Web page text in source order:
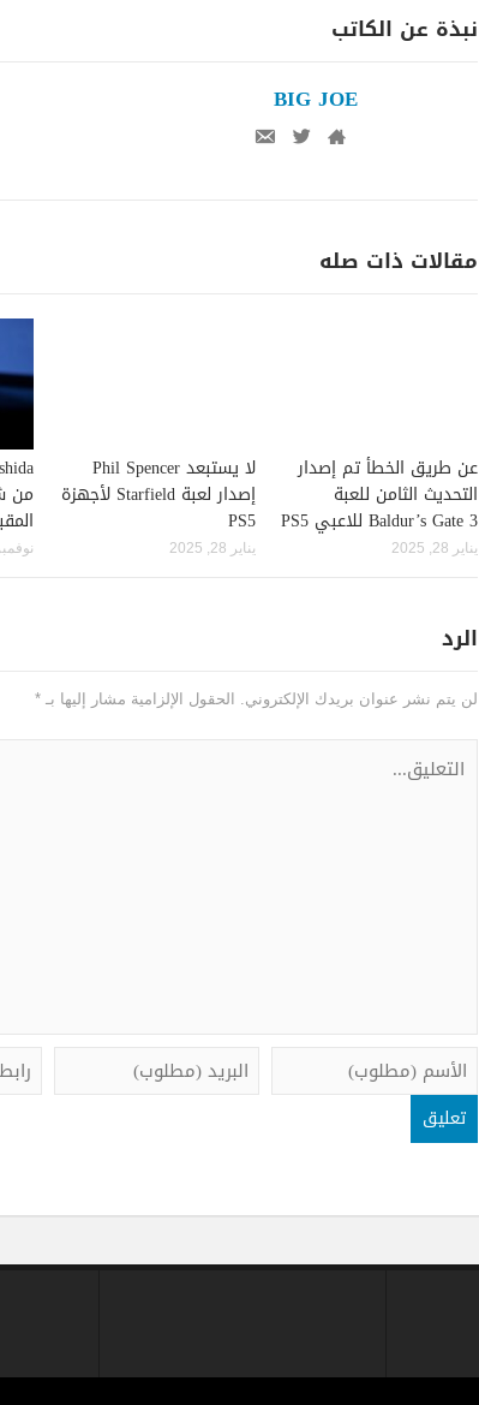
نبذة عن الكاتب
BIG JOE
مقالات ذات صله
عن طريق الخطأ تم إصدار
التحديث الثامن للعبة
Baldur’s Gate 3 للاعبي PS5
يناير 28, 2025
لا يستبعد Phil Spencer
إصدار لعبة Starfield لأجهزة
PS5
يناير 28, 2025 نوفمبر 27, 2024
الرد
لن يتم نشر عنوان بريدك الإلكتروني. الحقول الإلزامية مشار إليها بـ *